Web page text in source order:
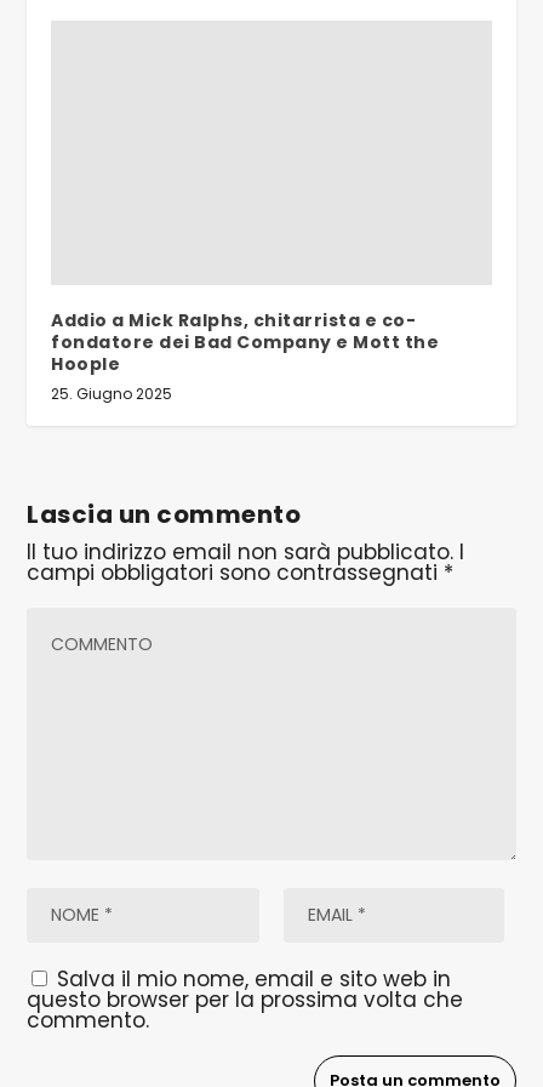
Addio a Mick Ralphs, chitarrista e co-
fondatore dei Bad Company e Mott the
Hoople
25. Giugno 2025
Lascia un commento
Il tuo indirizzo email non sarà pubblicato. I
campi obbligatori sono contrassegnati *
Salva il mio nome, email e sito web in
questo browser per la prossima volta che
commento.